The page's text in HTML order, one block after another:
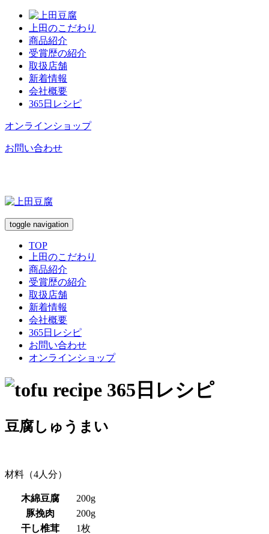
上田のこだわり
商品紹介
受賞歴の紹介
取扱店舗
新着情報
会社概要
365日レシピ
オンラインショップ
お問い合わせ
toggle navigation
TOP
上田のこだわり
商品紹介
受賞歴の紹介
取扱店舗
新着情報
会社概要
365日レシピ
お問い合わせ
オンラインショップ
豆腐しゅうまい
材料（4人分）
木綿豆腐
200g
豚挽肉
200g
干し椎茸
1枚